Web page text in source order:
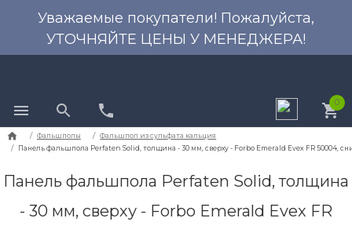
Уважаемые покупатели! Пожалуйста,
УТОЧНЯЙТЕ ЦЕНЫ У МЕНЕДЖЕРА!
0
Фальшполы
Панель фальшпола Perfaten Solid, толщина
- 30 мм, сверху - Forbo Emerald Evex FR